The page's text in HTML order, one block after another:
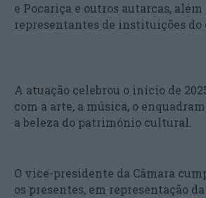
e Pocariça e outros autarcas, além
representantes de instituições do
A atuação celebrou o início de
com a arte, a música, o
a beleza do património cultural.
O vice-presidente da Câmara
os presentes, em representação